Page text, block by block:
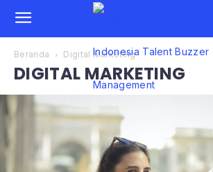
Beranda Digital Marketing
DIGITAL MARKETING